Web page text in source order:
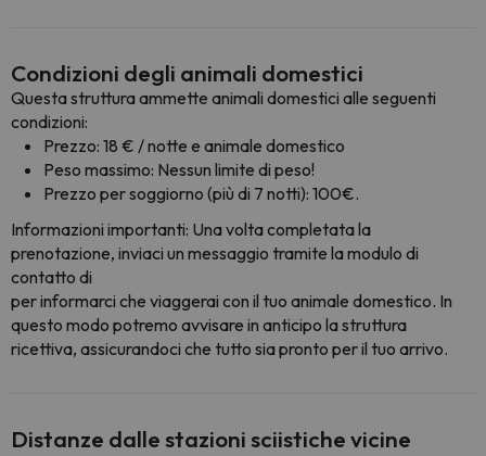
Condizioni degli animali domestici
Questa struttura ammette animali domestici alle seguenti
condizioni:
Prezzo: 18 € / notte e animale domestico
Peso massimo: Nessun limite di peso!
Prezzo per soggiorno (più di 7 notti): 100€.
Informazioni importanti: Una volta completata la
prenotazione, inviaci un messaggio tramite la modulo di
contatto di
per informarci che viaggerai con il tuo animale domestico. In
questo modo potremo avvisare in anticipo la struttura
ricettiva, assicurandoci che tutto sia pronto per il tuo arrivo.
Distanze dalle stazioni sciistiche vicine